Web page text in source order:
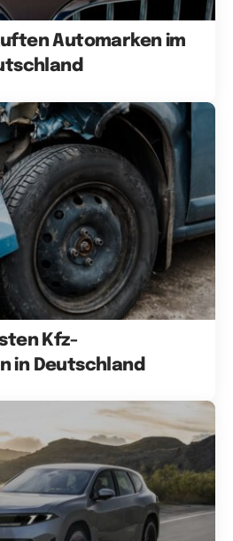
Automarken im
Kfz-
in Deutschland